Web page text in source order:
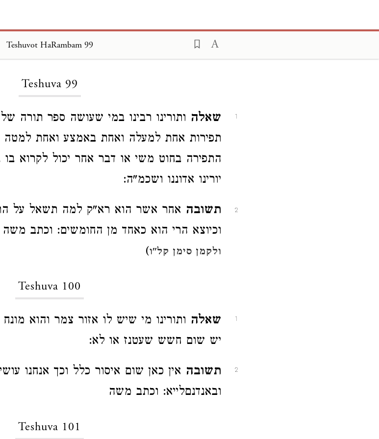
Teshuvot HaRambam 99
Teshuva 99
1 שאלה ותורינו רבינו במי שעושה ספר תורה
תפירות אחת למעלה ואחת באמצע ואחת למטה
התפירה בחוט משי או דבר אחר יכול לקרוא בו
יורינו אדוננו ושכמ"ה:
2 תשובה אחר אשר הוא רא"ק למה תשאל על
וכיוצא הרי הוא כאחד מן החומשים: וכתב משה
ולקמן סימן קל"ו)
Teshuva 100
1 שאלה ותורינו מי שיש לו אזור צמר והוא
יש שום חשש שעטנז או לא:
2 תשובה אין כאן שום איסור כלל וכך אנחנו
ובאנדנםלייא: וכתב משה
Teshuva 101